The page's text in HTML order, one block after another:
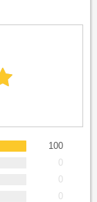
100
0
0
0